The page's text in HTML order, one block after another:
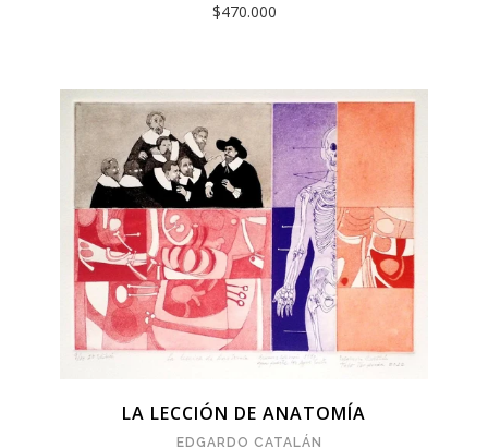
$470.000
LA LECCIÓN DE ANATOMÍA
EDGARDO CATALÁN